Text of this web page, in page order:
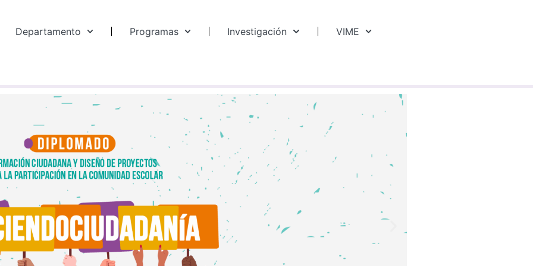
Departamento Programas Investigación VIME